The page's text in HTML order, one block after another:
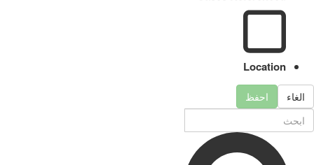
Location
الغاء احفظ